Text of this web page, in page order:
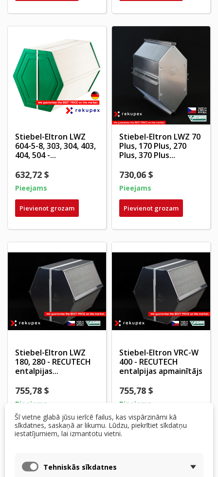
Stiebel-Eltron LWZ
604-5-8, 303, 304, 403,
404, 504 -...
632,72 $
Pieejams
Pievienot grozam
Stiebel-Eltron LWZ 70
Plus, 170 Plus, 270
Plus, 370 Plus...
730,06 $
Pieejams
Pievienot grozam
Stiebel-Eltron LWZ
180, 280 - RECUTECH
entalpijas...
755,78 $
Pieejams
Pievienot grozam
Stiebel-Eltron VRC-W
400 - RECUTECH
entalpijas apmainītājs
755,78 $
Pieejams
Pievienot grozam
Šī vietne glabā jūsu ierīcē failus, kas vispārzināmi kā
sīkdatnes, saskaņā ar likumu. Lūdzu, piekrītiet sīkdatņu
iestatījumiem, lai izmantotu vietni.
Tehniskās sīkdatnes